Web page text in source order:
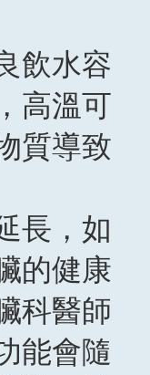
飲水容
高溫可
質導致
長，如
的健康
科醫師
能會隨